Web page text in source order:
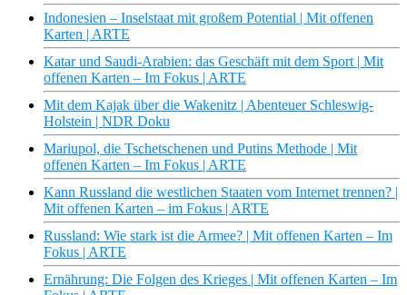
Indonesien – Inselstaat mit großem Potential | Mit offenen
Karten | ARTE
Katar und Saudi-Arabien: das Geschäft mit dem Sport | Mit
offenen Karten – Im Fokus | ARTE
Mit dem Kajak über die Wakenitz | Abenteuer Schleswig-
Holstein | NDR Doku
Mariupol, die Tschetschenen und Putins Methode | Mit
offenen Karten – Im Fokus | ARTE
Kann Russland die westlichen Staaten vom Internet trennen? |
Mit offenen Karten – im Fokus | ARTE
Russland: Wie stark ist die Armee? | Mit offenen Karten – Im
Fokus | ARTE
Ernährung: Die Folgen des Krieges | Mit offenen Karten – Im